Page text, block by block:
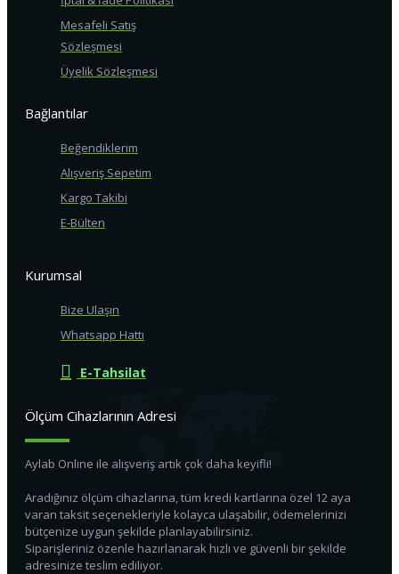
Mesafeli Satış
Sözleşmesi
Üyelik Sözleşmesi
Bağlantılar
Beğendiklerim
Alışveriş Sepetim
Kargo Takibi
E-Bülten
Kurumsal
Bize Ulaşın
Whatsapp Hattı
E-Tahsilat
Ölçüm Cihazlarının Adresi
Aylab Online ile alışveriş artık çok daha keyifli!
Aradığınız ölçüm cihazlarına, tüm kredi kartlarına özel 12 aya
varan taksit seçenekleriyle kolayca ulaşabilir, ödemelerinizi
bütçenize uygun şekilde planlayabilirsiniz.
Siparişleriniz özenle hazırlanarak hızlı ve güvenli bir şekilde
adresinize teslim ediliyor.